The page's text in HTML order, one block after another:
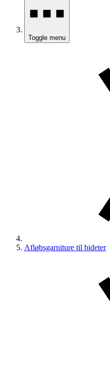
Toggle menu
Afløbsgarniture til bideter